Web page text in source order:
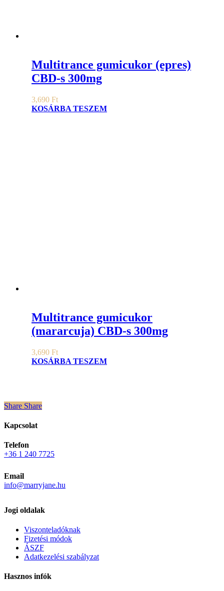
Multitrance gumicukor (epres)
CBD-s 300mg
3,690 Ft
KOSÁRBA TESZEM
Multitrance gumicukor
(mararcuja) CBD-s 300mg
3,690 Ft
KOSÁRBA TESZEM
Share
Share Share
Kapcsolat
Telefon
+36 1 240 7725
Email
info@marryjane.hu
Jogi oldalak
Viszonteladóknak
Fizetési módok
ÁSZF
Adatkezelési szabályzat
Hasznos infók